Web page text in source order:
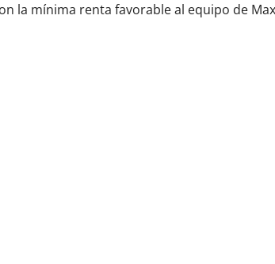
la mínima renta favorable al equipo de